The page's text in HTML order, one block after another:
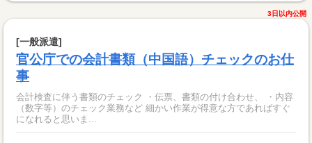
3日以内公開
[一般派遣]
官公庁での会計書類（中国語）チェックのお仕
事
会計検査に伴う書類のチェック ・伝票、書類の付け合わせ、 ・内容
（数字等）のチェック業務など 細かい作業が得意な方であればすぐ
になれると思いま...